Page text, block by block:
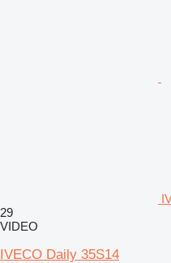
29
VIDEO
IVECO Daily 35S14